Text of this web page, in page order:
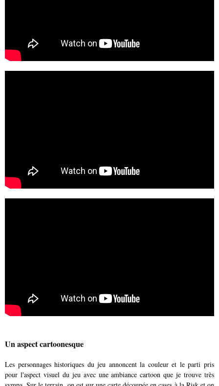
Un aspect cartoonesque
Les personnages historiques du jeu annoncent la couleur et le parti pris
pour l'aspect visuel du jeu avec une ambiance cartoon que je trouve très